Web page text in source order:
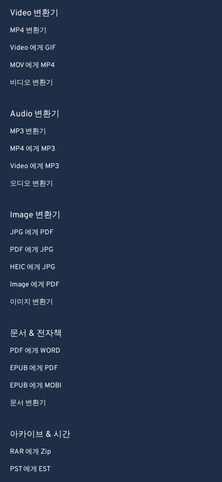
Video 변환기
MP4 변환기
Video 에게 GIF
MOV 에게 MP4
비디오 변환기
Audio 변환기
MP3 변환기
MP4 에게 MP3
Video 에게 MP3
오디오 변환기
Image 변환기
JPG 에게 PDF
PDF 에게 JPG
HEIC 에게 JPG
Image 에게 PDF
이미지 변환기
문서 & 전자책
PDF 에게 WORD
EPUB 에게 PDF
EPUB 에게 MOBI
문서 변환기
아카이브 & 시간
RAR 에게 Zip
PST 에게 EST